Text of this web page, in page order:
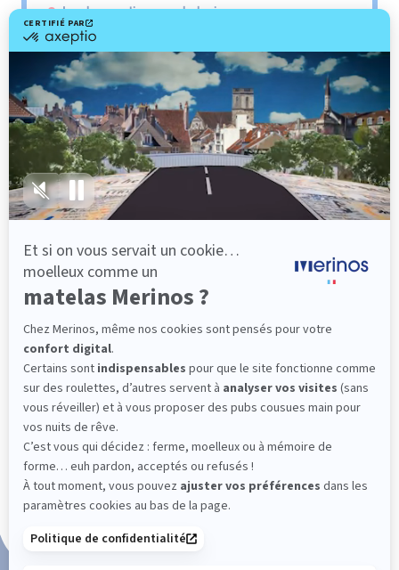
Le plus : soutien morphologique
Grâce à ses 3 zones de confort, le sommier
Pencil vous assure tout son soutien. Avec les
épaules, le dos et le bassin qui reposent sur ses
lattes, vous évitez les douleurs au petit matin.
(10 avis)
Dès 501,00 €
Découvrir
Marque Française
101 nuits d'essai*
Paiement en 3x ou 4x sans frais